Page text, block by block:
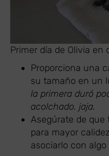
Primer día de Olivia en
Proporciona una
su tamaño en un
la primera duró
acolchado. jaja.
Asegúrate de
para mayor
asociarlo con algo